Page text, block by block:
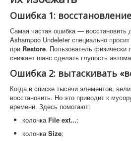
Ошибка 1:
Самая частая ошибка — восстановить
Ashampoo Undeleter специально
при Restore. Пользователь физически
снижает шанс сделать глупость
Ошибка 2: вытаскивать
Когда в списке тысячи элементов,
восстановить. Но это приводит к
времени. Здесь помогают:
колонка File ext...;
колонкаSize;